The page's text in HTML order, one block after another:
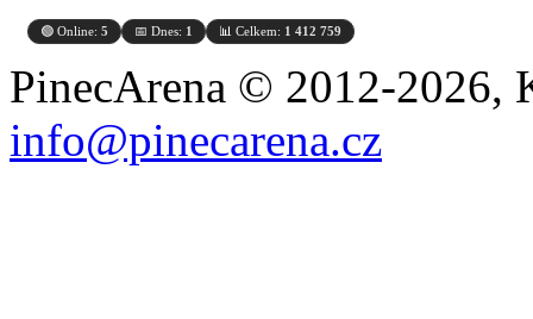
🟢 Online: 5 📅 Dnes: 1 📊 Celkem: 1 412 759
PinecArena © 2012-2026,
info@pinecarena.cz